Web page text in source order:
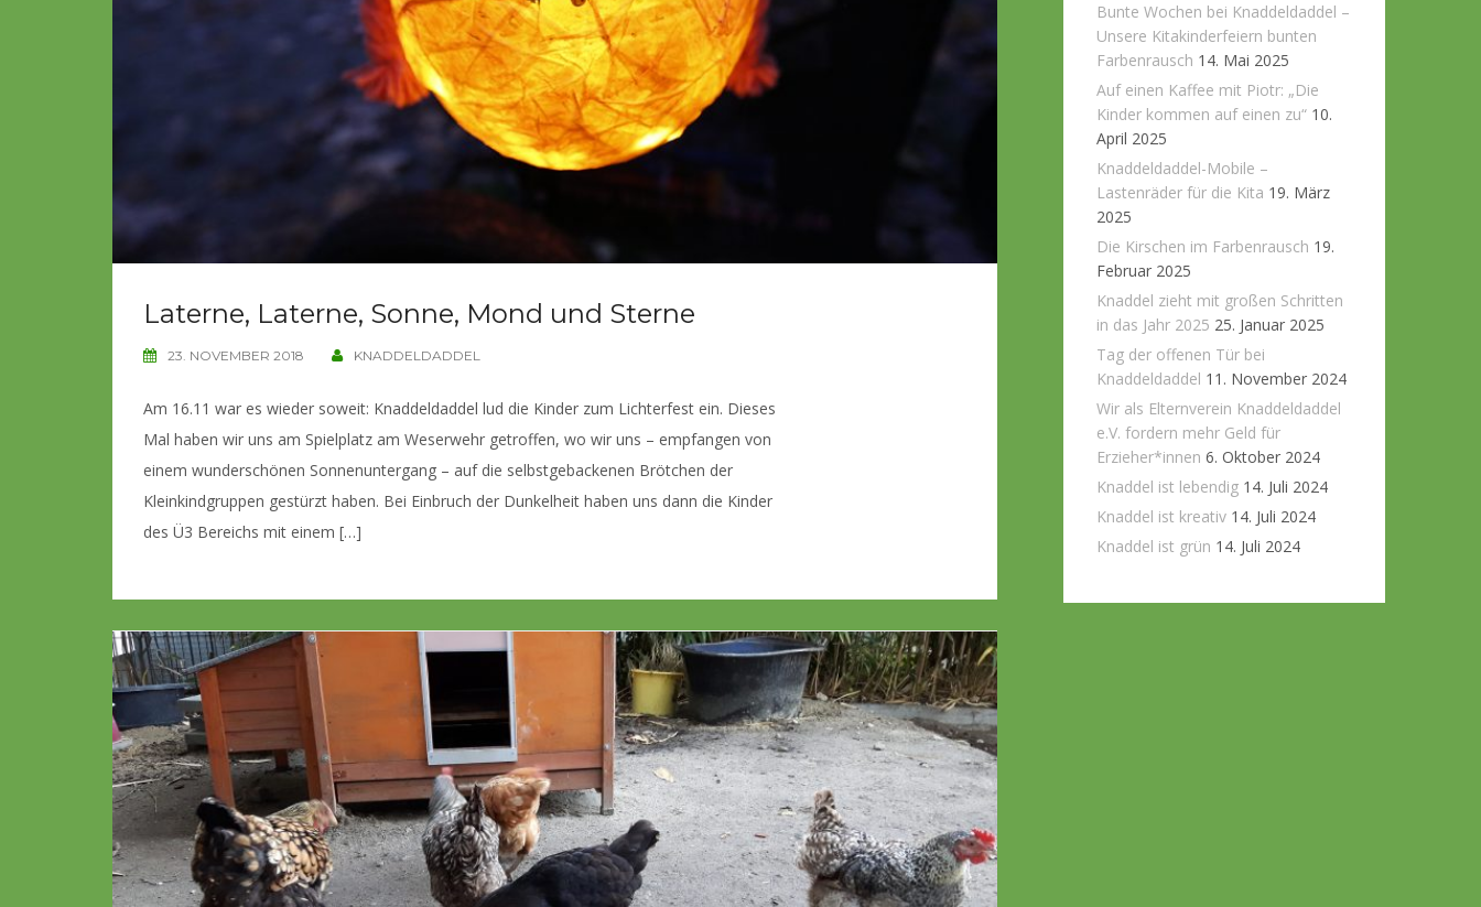
Laterne, Laterne, Sonne, Mond und Sterne
23. NOVEMBER 2018 KNADDELDADDEL
Am 16.11 war es wieder soweit: Knaddeldaddel lud die Kinder zum Lichterfest ein. Dieses
Mal haben wir uns am Spielplatz am Weserwehr getroffen, wo wir uns – empfangen von
einem wunderschönen Sonnenuntergang – auf die selbstgebackenen Brötchen der
Kleinkindgruppen gestürzt haben. Bei Einbruch der Dunkelheit haben uns dann die Kinder
des Ü3 Bereichs mit einem […]
Bunte Wochen bei Knaddeldaddel –
Unsere Kitakinderfeiern bunten
Farbenrausch 14. Mai 2025
Auf einen Kaffee mit Piotr: „Die
Kinder kommen auf einen zu“ 10.
April 2025
Knaddeldaddel-Mobile –
Lastenräder für die Kita 19. März
2025
Die Kirschen im Farbenrausch 19.
Februar 2025
Knaddel zieht mit großen Schritten
in das Jahr 2025 25. Januar 2025
Tag der offenen Tür bei
Knaddeldaddel 11. November 2024
Wir als Elternverein Knaddeldaddel
e.V. fordern mehr Geld für
Erzieher*innen 6. Oktober 2024
Knaddel ist lebendig 14. Juli 2024
Knaddel ist kreativ 14. Juli 2024
Knaddel ist grün 14. Juli 2024